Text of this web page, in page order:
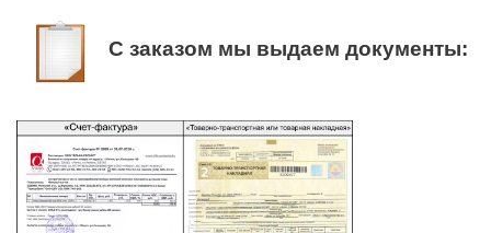
С заказом мы выдаем документы: